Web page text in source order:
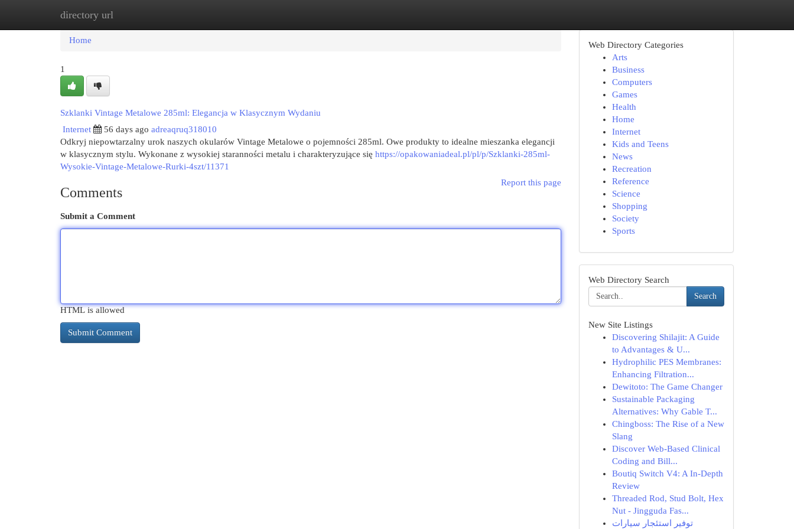
directory url
Home
Home
1
Szklanki Vintage Metalowe 285ml: Elegancja w Klasycznym Wydaniu
Internet
56 days ago adreaqruq318010
Odkryj niepowtarzalny urok naszych okularów Vintage Metalowe o pojemności 285ml. Owe produkty to idealne mieszanka elegancji
w klasycznym stylu. Wykonane z wysokiej staranności metalu i charakteryzujące się https://opakowaniadeal.pl/pl/p/Szklanki-285ml-
Wysokie-Vintage-Metalowe-Rurki-4szt/11371
Report this page
Comments
Submit a Comment
HTML is allowed
Web Directory Categories
Arts
Business
Computers
Games
Health
Home
Internet
Kids and Teens
News
Recreation
Reference
Science
Shopping
Society
Sports
Web Directory Search
Search
New Site Listings
Discovering Shilajit: A Guide
to Advantages & U...
Hydrophilic PES Membranes:
Enhancing Filtration...
Dewitoto: The Game Changer
Sustainable Packaging
Alternatives: Why Gable T...
Chingboss: The Rise of a New
Slang
Discover Web-Based Clinical
Coding and Bill...
Boutiq Switch V4: A In-Depth
Review
Threaded Rod, Stud Bolt, Hex
Nut - Jingguda Fas...
توفير استئجار سيارات